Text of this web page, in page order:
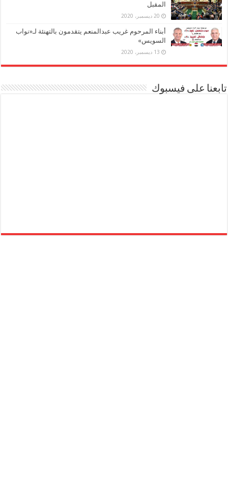
المقبل
20 ديسمبر، 2020
أبناء المرحوم غريب عبدالمنعم يتقدمون بالتهنئة لـ«نواب
السويس»
13 ديسمبر، 2020
تابعنا على فيسبوك